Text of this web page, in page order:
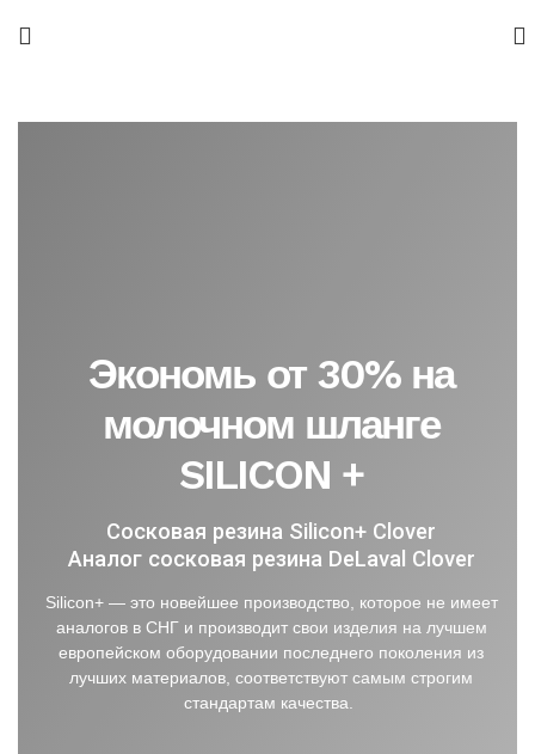
Экономь от 30% на
молочном шланге
SILICON +
Сосковая резина Silicon+ Clover
Аналог сосковая резина DeLaval Clover
Silicon+ — это новейшее производство, которое не имеет
аналогов в СНГ и производит свои изделия на лучшем
европейском оборудовании последнего поколения из
лучших материалов, соответствуют самым строгим
стандартам качества.